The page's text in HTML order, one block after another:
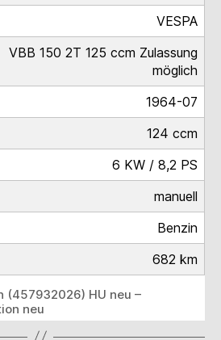
VESPA
VBB 150 2T 125 ccm Zulassung
möglich
1964-07
124 ccm
6 KW / 8,2 PS
manuell
Benzin
682 km
(457932026) HU neu –
neu